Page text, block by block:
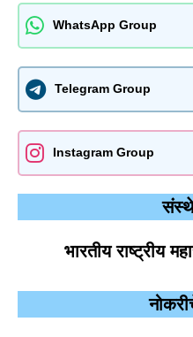
WhatsApp Group
Telegram Group
Instagram Group
भारतीय राष्ट्रीय